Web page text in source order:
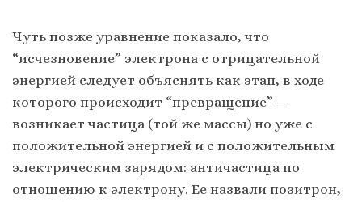
Чуть позже уравнение показало, что
“исчезновение” электрона с отрицательной
энергией следует объяснять как этап, в ходе
которого происходит “превращение” —
возникает частица (той же массы) но уже с
положительной энергией и с положительным
электрическим зарядом: античастица по
отношению к электрону. Ее назвали позитрон,